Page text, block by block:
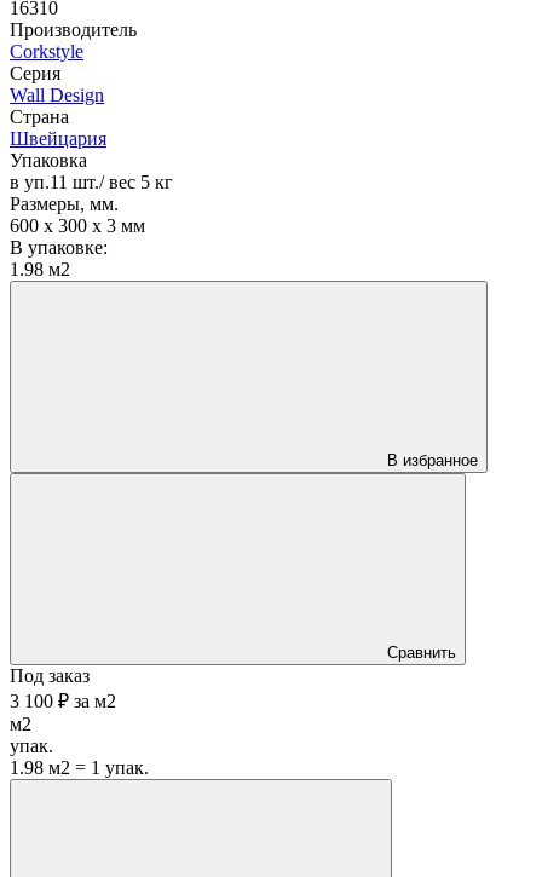
16310
Производитель
Corkstyle
Серия
Wall Design
Страна
Швейцария
Упаковка
в уп.11 шт./ вес 5 кг
Размеры, мм.
600 х 300 х 3 мм
В упаковке:
1.98 м2
В избранное
Сравнить
Под заказ
3 100 ₽ за м2
м2
упак.
1.98 м2 = 1 упак.